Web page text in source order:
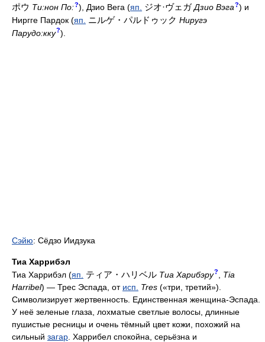
ポウ Ти:нон По:?), Дзио Вега (яп. ジオ·ヴェガ Дзио Вэга?) и
Ниргге Пардок (яп. ニルゲ・パルドゥック Ниругэ
Парудо:кку?).
Сэйю: Сёдзо Иидзука
Тиа Харрибэл
Тиа Харрибэл (яп. ティア・ハリベル Тиа Харибэру?
Tia
Harribel) — Трес Эспада, от исп. Tres («три, третий»).
Символизирует жертвенность. Единственная женщина-Эспада.
У неё зеленые глаза, лохматые светлые волосы, длинные
пушистые ресницы и очень тёмный цвет кожи, похожий на
сильный загар . Харрибел спокойна, серьёзна и